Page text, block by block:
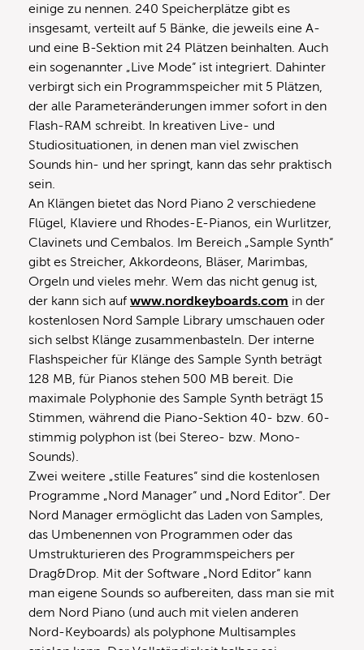
einige zu nennen. 240 Speicherplätze gibt es
insgesamt, verteilt auf 5 Bänke, die jeweils eine A-
und eine B-Sektion mit 24 Plätzen beinhalten. Auch
ein sogenannter „Live Mode“ ist integriert. Dahinter
verbirgt sich ein Programmspeicher mit 5 Plätzen,
der alle Parameteränderungen immer sofort in den
Flash-RAM schreibt. In kreativen Live- und
Studiosituationen, in denen man viel zwischen
Sounds hin- und her springt, kann das sehr praktisch
sein.
An Klängen bietet das Nord Piano 2 verschiedene
Flügel, Klaviere und Rhodes-E-Pianos, ein Wurlitzer,
Clavinets und Cembalos. Im Bereich „Sample Synth“
gibt es Streicher, Akkordeons, Bläser, Marimbas,
Orgeln und vieles mehr. Wem das nicht genug ist,
der kann sich auf www.nordkeyboards.com in der
kostenlosen Nord Sample Library umschauen oder
sich selbst Klänge zusammenbasteln. Der interne
Flashspeicher für Klänge des Sample Synth beträgt
128 MB, für Pianos stehen 500 MB bereit. Die
maximale Polyphonie des Sample Synth beträgt 15
Stimmen, während die Piano-Sektion 40- bzw. 60-
stimmig polyphon ist (bei Stereo- bzw. Mono-
Sounds).
Zwei weitere „stille Features“ sind die kostenlosen
Programme „Nord Manager“ und „Nord Editor“. Der
Nord Manager ermöglicht das Laden von Samples,
das Umbenennen von Programmen oder das
Umstrukturieren des Programmspeichers per
Drag&Drop. Mit der Software „Nord Editor“ kann
man eigene Sounds so aufbereiten, dass man sie mit
dem Nord Piano (und auch mit vielen anderen
Nord-Keyboards) als polyphone Multisamples